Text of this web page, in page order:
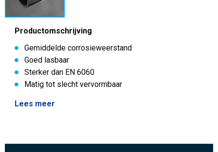
Productomschrijving
Gemiddelde corrosieweerstand
Goed lasbaar
Sterker dan EN 6060
Matig tot slecht vervormbaar
Lees meer